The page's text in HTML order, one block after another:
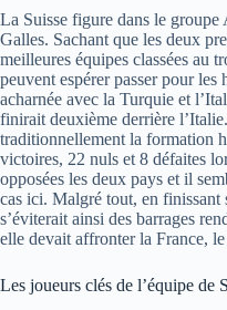
La Suisse figure dans le groupe
Galles. Sachant que les deux
meilleures équipes classées au
peuvent espérer passer pour
acharnée avec la Turquie et
finirait deuxième derrière
traditionnellement la formation
victoires, 22 nuls et 8 défaites
opposées les deux pays et il
cas ici. Malgré tout, en finissant
s’éviterait ainsi des barrages
elle devait affronter la France,
Les joueurs clés de l’équipe de